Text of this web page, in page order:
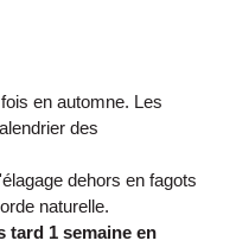
en automne. Les
des
dehors en fagots
naturelle.
tard 1 semaine en